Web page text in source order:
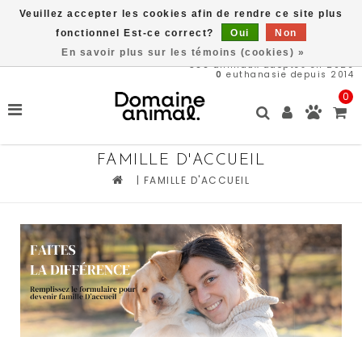
566animaux adoptés en 2026
0 euthanasie depuis 2014
0
FAMILLE D'ACCUEIL
| FAMILLE D'ACCUEIL
Veuillez accepter les cookies afin de rendre ce site plus
fonctionnel Est-ce correct?
Oui
Non
En savoir plus sur les témoins (cookies) »
Livraison gratuite à partir de 89$*